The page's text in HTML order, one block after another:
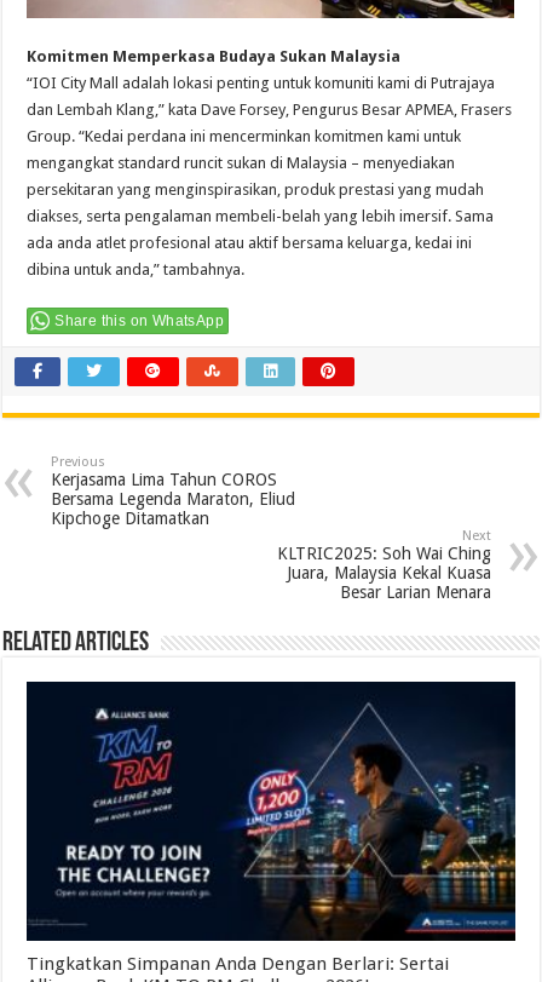
Komitmen Memperkasa Budaya Sukan Malaysia
“IOI City Mall adalah lokasi penting untuk komuniti kami di Putrajaya
dan Lembah Klang,” kata Dave Forsey, Pengurus Besar APMEA, Frasers
Group. “Kedai perdana ini mencerminkan komitmen kami untuk
mengangkat standard runcit sukan di Malaysia – menyediakan
persekitaran yang menginspirasikan, produk prestasi yang mudah
diakses, serta pengalaman membeli-belah yang lebih imersif. Sama
ada anda atlet profesional atau aktif bersama keluarga, kedai ini
dibina untuk anda,” tambahnya.
Share this on WhatsApp
Previous
Kerjasama Lima Tahun COROS
Bersama Legenda Maraton, Eliud
Kipchoge Ditamatkan
Next
KLTRIC2025: Soh Wai Ching
Juara, Malaysia Kekal Kuasa
Besar Larian Menara
Related Articles
Tingkatkan Simpanan Anda Dengan Berlari: Sertai